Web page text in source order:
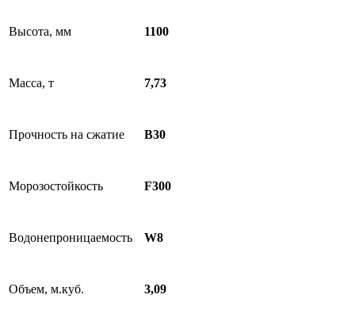
Высота, мм 1100
Масса, т 7,73
Прочность на сжатие B30
Морозостойкость F300
Водонепроницаемость W8
Объем, м.куб. 3,09